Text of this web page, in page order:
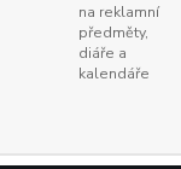
na reklamní
předměty,
diáře a
kalendáře